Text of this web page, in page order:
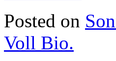
Posted on
Voll Bio.